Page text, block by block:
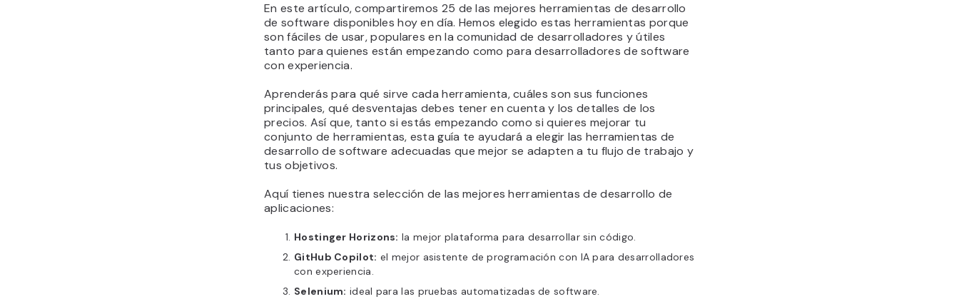
En este artículo, compartiremos 25 de las mejores herramientas de desarrollo
de software disponibles hoy en día. Hemos elegido estas herramientas porque
son fáciles de usar, populares en la comunidad de desarrolladores y útiles
tanto para quienes están empezando como para desarrolladores de software
con experiencia.
Aprenderás para qué sirve cada herramienta, cuáles son sus funciones
principales, qué desventajas debes tener en cuenta y los detalles de los
precios. Así que, tanto si estás empezando como si quieres mejorar tu
conjunto de herramientas, esta guía te ayudará a elegir las herramientas de
desarrollo de software adecuadas que mejor se adapten a tu flujo de trabajo y
tus objetivos.
Aquí tienes nuestra selección de las mejores herramientas de desarrollo de
aplicaciones:
Hostinger Horizons: la mejor plataforma para desarrollar sin código.
GitHub Copilot: el mejor asistente de programación con IA para desarrolladores
con experiencia.
Selenium: ideal para las pruebas automatizadas de software.